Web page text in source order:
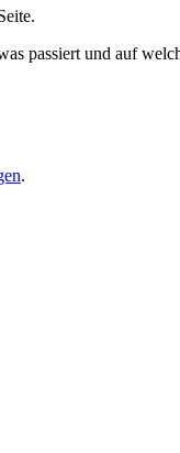
passiert und auf
.